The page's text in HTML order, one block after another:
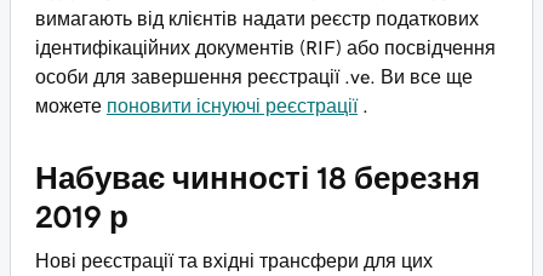
вимагають від клієнтів надати реєстр податкових
ідентифікаційних документів (RIF) або посвідчення
особи для завершення реєстрації .ve. Ви все ще
можете поновити існуючі реєстрації.
Набуває чинності 18 березня
2019 р
Нові реєстрації та вхідні трансфери для цих